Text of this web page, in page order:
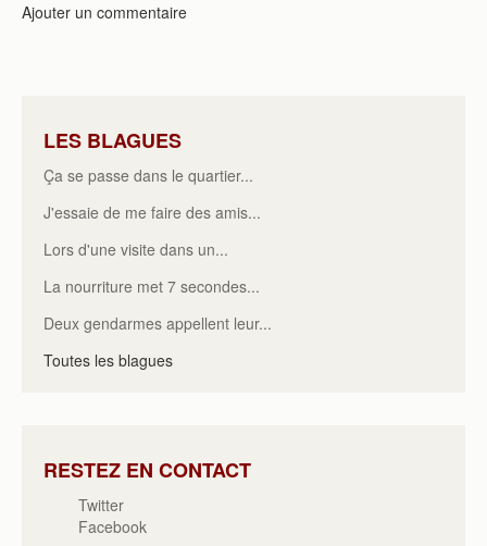
Ajouter un commentaire
LES BLAGUES
Ça se passe dans le quartier...
J'essaie de me faire des amis...
Lors d'une visite dans un...
La nourriture met 7 secondes...
Deux gendarmes appellent leur...
Toutes les blagues
RESTEZ EN CONTACT
Twitter
Facebook